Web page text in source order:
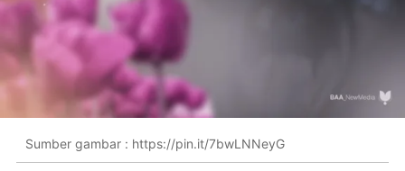
Sumber gambar : https://pin.it/7bwLNNeyG